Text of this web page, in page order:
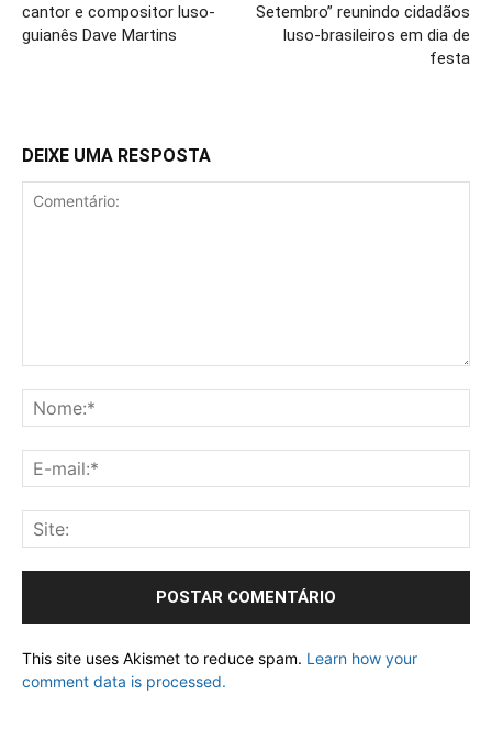
cantor e compositor luso-
guianês Dave Martins
Setembro” reunindo cidadãos
luso-brasileiros em dia de
festa
DEIXE UMA RESPOSTA
This site uses Akismet to reduce spam. Learn how your
comment data is processed.